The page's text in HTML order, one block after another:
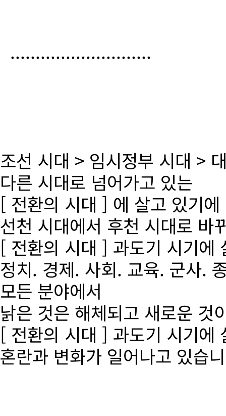
............................
조선 시대 > 임시정부 시대 >
다른 시대로 넘어가고 있는
[ 전환의 시대 ] 에 살고 있기에
선천 시대에서 후천 시대로 바
[ 전환의 시대 ] 과도기 시기에
정치. 경제. 사회. 교육. 군사.
모든 분야에서
낡은 것은 해체되고 새로운 것
[ 전환의 시대 ] 과도기 시기에
혼란과 변화가 일어나고 있습